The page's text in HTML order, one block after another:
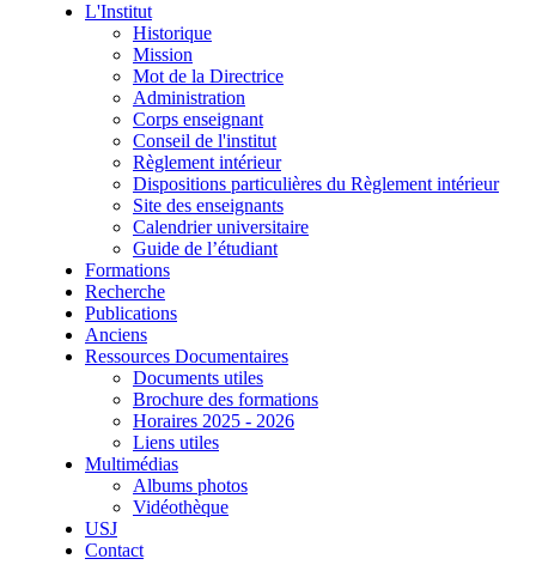
L'Institut
Historique
Mission
Mot de la Directrice
Administration
Corps enseignant
Conseil de l'institut
Règlement intérieur
Dispositions particulières du Règlement intérieur
Site des enseignants
Calendrier universitaire
Guide de l’étudiant
Formations
Recherche
Publications
Anciens
Ressources Documentaires
Documents utiles
Brochure des formations
Horaires 2025 - 2026
Liens utiles
Multimédias
Albums photos
Vidéothèque
USJ
Contact